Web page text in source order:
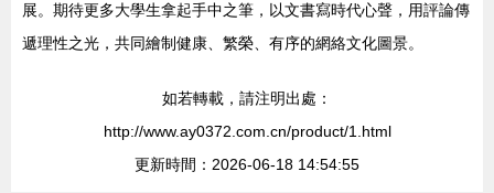
展。期待更多大學生拿起手中之筆，以文書寫時代心聲，用評論傳
遞理性之光，共同繪制健康、繁榮、有序的網絡文化圖景。
如若轉載，請注明出處：
http://www.ay0372.com.cn/product/1.html
更新時間：2026-06-18 14:54:55